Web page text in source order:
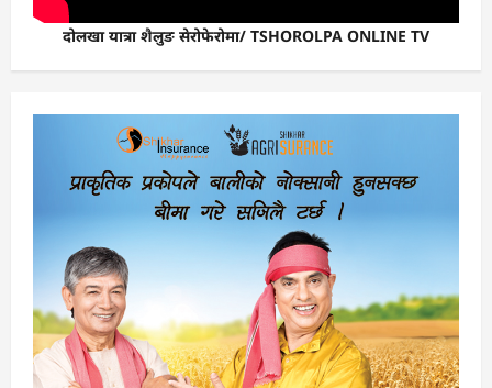
दोलखा यात्रा शैलुङ सेरोफेरोमा/ TSHOROLPA ONLINE TV